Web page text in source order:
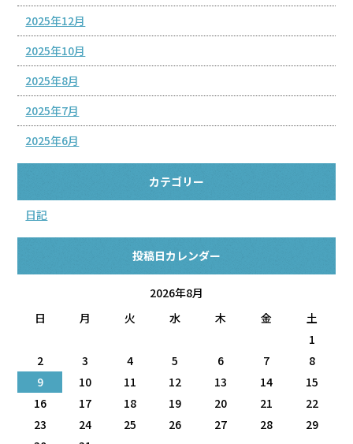
2025年12月
2025年10月
2025年8月
2025年7月
2025年6月
カテゴリー
日記
投稿日カレンダー
2026年8月
日
月 火 水 木 金
土
1
2
3 4 5 6 7
8
9
10 11 12 13 14
15
16
17 18 19 20 21
22
23
24 25 26 27 28
29